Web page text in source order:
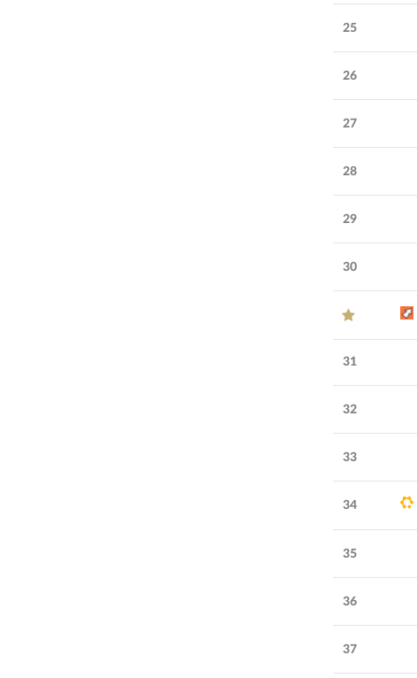
25
26
27
28
29
30
31
32
33
34
35
36
37